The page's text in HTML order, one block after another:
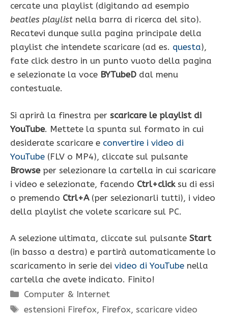
cercate una playlist (digitando ad esempio
beatles playlist nella barra di ricerca del sito).
Recatevi dunque sulla pagina principale della
playlist che intendete scaricare (ad es. questa),
fate click destro in un punto vuoto della pagina
e selezionate la voce BYTubeD dal menu
contestuale.
Si aprirà la finestra per scaricare le playlist di
YouTube. Mettete la spunta sul formato in cui
desiderate scaricare e convertire i video di
YouTube (FLV o MP4), cliccate sul pulsante
Browseper selezionare la cartella in cui scaricare
i video e selezionate, facendo Ctrl+clicksu di essi
o premendo Ctrl+A(per selezionarli tutti), i video
della playlist che volete scaricare sul PC.
A selezione ultimata, cliccate sul pulsante Start
(in basso a destra) e partirà automaticamente lo
scaricamento in serie dei video di YouTube nella
cartella che avete indicato. Finito!
Categorie
Computer & Internet
Tag
estensioni Firefox, Firefox,scaricare video